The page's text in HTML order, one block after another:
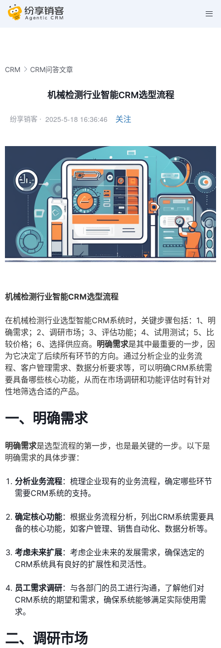
CRM CRM问答文章
机械检测行业智能CRM选型流程
纷享销客 · 2025-5-18 16:36:46 关注
机械检测行业智能CRM选型流程
在机械检测行业选型智能CRM系统时，关键步骤包括：1、明
确需求；2、调研市场；3、评估功能；4、试用测试；5、比
较价格；6、选择供应商。 明确需求是其中最重要的一步，因
为它决定了后续所有环节的方向。通过分析企业的业务流
程、客户管理需求、数据分析要求等，可以明确CRM系统需
要具备哪些核心功能，从而在市场调研和功能评估时有针对
性地筛选合适的产品。
一、明确需求
明确需求是选型流程的第一步，也是最关键的一步。以下是
明确需求的具体步骤：
分析业务流程：梳理企业现有的业务流程，确定哪些环节
需要CRM系统的支持。
确定核心功能：根据业务流程分析，列出CRM系统需要具
备的核心功能，如客户管理、销售自动化、数据分析等。
考虑未来扩展：考虑企业未来的发展需求，确保选定的
CRM系统具有良好的扩展性和灵活性。
员工需求调研：与各部门的员工进行沟通，了解他们对
CRM系统的期望和需求，确保系统能够满足实际使用需
求。
二、调研市场